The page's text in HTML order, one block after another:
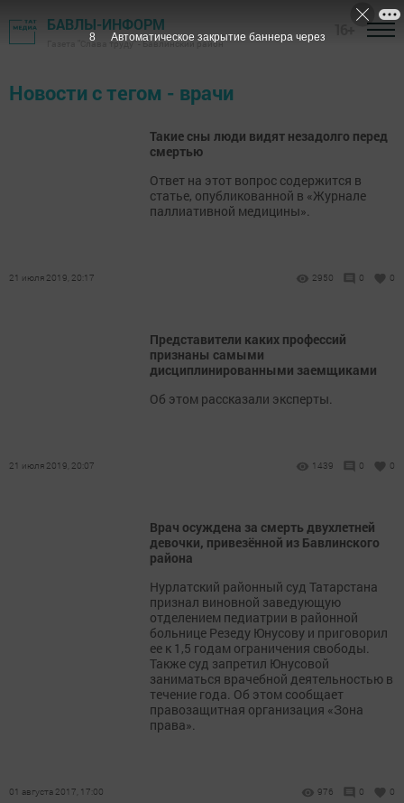
БАВЛЫ-ИНФОРМ
Газета "Слава труду" - Бавлинский район
Новости с тегом - врачи
Такие сны люди видят незадолго перед
смертью
Ответ на этот вопрос содержится в
статье, опубликованной в «Журнале
паллиативной медицины».
21 июля 2019, 20:17 2950 0 0
Представители каких профессий
признаны самыми
дисциплинированными заемщиками
Об этом рассказали эксперты.
21 июля 2019, 20:07 1439 0 0
Врач осуждена за смерть двухлетней
девочки, привезённой из Бавлинского
района
Нурлатский районный суд Татарстана
признал виновной заведующую
отделением педиатрии в районной
больнице Резеду Юнусову и приговорил
ее к 1,5 годам ограничения свободы.
Также суд запретил Юнусовой
заниматься врачебной деятельностью в
течение года. Об этом сообщает
правозащитная организация «Зона
права».
01 августа 2017, 17:00 976 0 0
8 Автоматическое закрытие баннера через